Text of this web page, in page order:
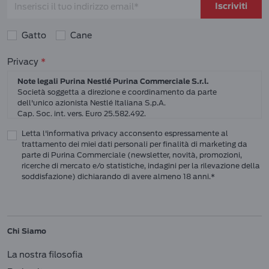
Iscriviti
Gatto Cane
Consensi sulla privacy
Privacy
Note legali Purina Nestlé Purina Commerciale S.r.l.
Società soggetta a direzione e coordinamento da parte
dell'unico azionista Nestlé Italiana S.p.A.
Cap. Soc. int. vers. Euro 25.582.492.
6 - 20057 Assago (Mi)
Tel.: +39 02 8181 1
Codice Fiscale e Partita I.V.A. 10805410965
PEC: pur.it@pec.it
(“Informativa”) per conoscere le nostre politiche e pratiche relative ai vostri Dati
Questa Informativa vale per i singoli individui che interagiscono con i servizi di
Letta l'informativa privacy acconsento espressamente al
trattamento dei miei dati personali per finalità di marketing da
parte di Purina Commerciale (newsletter, novità, promozioni,
ricerche di mercato e/o statistiche, indagini per la rilevazione della
soddisfazione) dichiarando di avere almeno 18 anni.*
Chi Siamo
La nostra filosofia